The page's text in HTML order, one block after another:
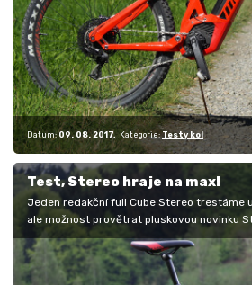
Datum: 09. 08. 2017 Kategorie: Testy kol
Test, Stereo hraje na max!
Jeden redakční full Cube Stereo trestáme
ale možnost provětrat pluskovou novinku
27,5+, to…